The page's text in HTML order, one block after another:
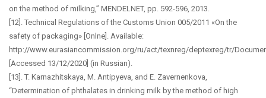
on the method of milking,” MENDELNET, pp. 592-596, 2013.
[12]. Technical Regulations of the Customs Union 005/2011 «On the
safety of packaging» [Onlne]. Available:
http://www.eurasiancommission.org/ru/act/texnreg/deptexreg/tr/
[Accessed 13/12/2020] (in Russian).
[13]. T. Karnazhitskaya, M. Antipyeva, and E. Zavernenkova,
“Determination of phthalates in drinking milk by the method of high